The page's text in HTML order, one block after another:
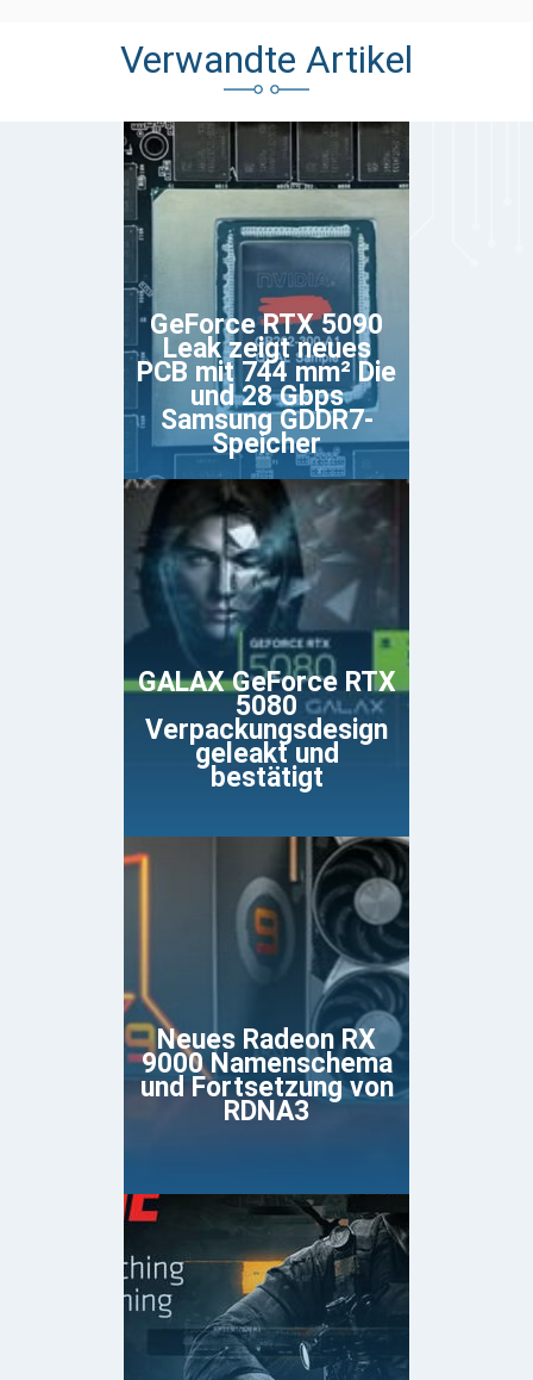
Verwandte Artikel
GeForce RTX 5090
Leak zeigt neues
PCB mit 744 mm² Die
und 28 Gbps
Samsung GDDR7-
Speicher
GALAX GeForce RTX
5080
Verpackungsdesign
geleakt und
bestätigt
Neues Radeon RX
9000 Namenschema
und Fortsetzung von
RDNA3